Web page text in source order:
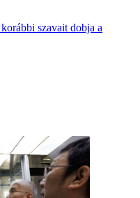
szavait dobja a